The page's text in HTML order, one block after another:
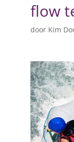
flow
door Kim